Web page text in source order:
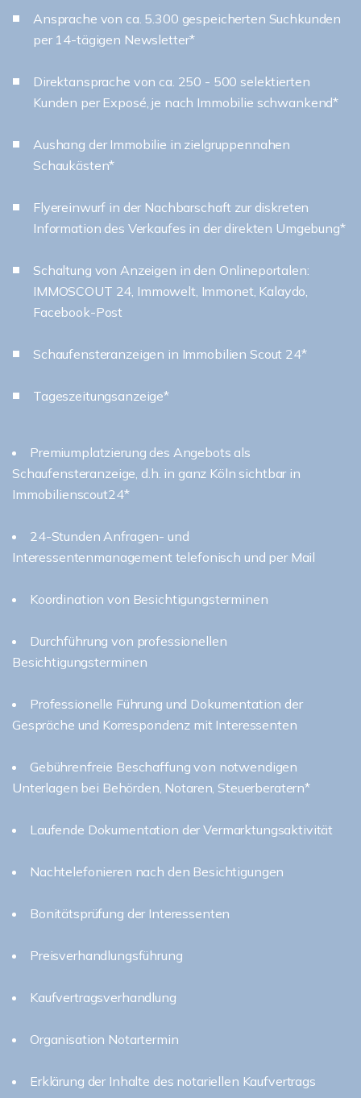
Ansprache von ca. 5.300 gespeicherten Suchkunden
per 14-tägigen Newsletter*
Direktansprache von ca. 250 - 500 selektierten
Kunden per Exposé, je nach Immobilie schwankend*
Aushang der Immobilie in zielgruppennahen
Schaukästen*
Flyereinwurf in der Nachbarschaft zur diskreten
Information des Verkaufes in der direkten Umgebung*
Schaltung von Anzeigen in den Onlineportalen:
IMMOSCOUT 24, Immowelt, Immonet, Kalaydo,
Facebook-Post
Schaufensteranzeigen in Immobilien Scout 24*
Tageszeitungsanzeige*
Premiumplatzierung des Angebots als
Schaufensteranzeige, d.h. in ganz Köln sichtbar in
Immobilienscout24*
24-Stunden Anfragen- und
Interessentenmanagement telefonisch und per Mail
Koordination von Besichtigungsterminen
Durchführung von professionellen
Besichtigungsterminen
Professionelle Führung und Dokumentation der
Gespräche und Korrespondenz mit Interessenten
Gebührenfreie Beschaffung von notwendigen
Unterlagen bei Behörden, Notaren, Steuerberatern*
Laufende Dokumentation der Vermarktungsaktivität
Nachtelefonieren nach den Besichtigungen
Bonitätsprüfung der Interessenten
Preisverhandlungsführung
Kaufvertragsverhandlung
Organisation Notartermin
Erklärung der Inhalte des notariellen Kaufvertrags